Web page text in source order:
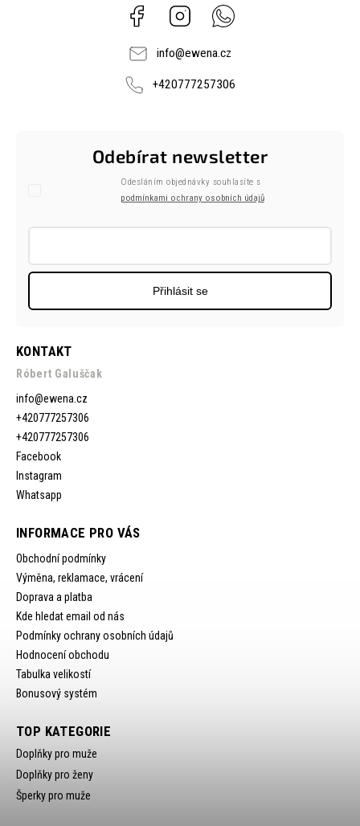
Facebook Instagram
info@ewena.cz
+420777257306
KONTAKT
Róbert Galuščak
info@ewena.cz
+420777257306
+420777257306
Facebook
Instagram
Whatsapp
INFORMACE PRO VÁS
Obchodní podmínky
Výměna, reklamace, vrácení
Doprava a platba
Kde hledat email od nás
Podmínky ochrany osobních údajů
Hodnocení obchodu
Tabulka velikostí
Bonusový systém
Odebírat newsletter
Odesláním objednávky souhlasíte s
podmínkami ochrany osobních údajů
Přihlásit se
TOP KATEGORIE
Doplňky pro muže
Doplňky pro ženy
Šperky pro muže